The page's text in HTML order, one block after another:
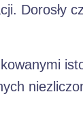
Dorosły